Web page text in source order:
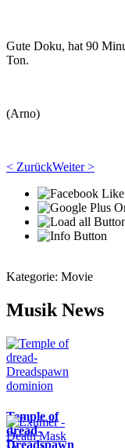
Gute Doku, hat 90
Ton.
(Arno)
< ZurückWeiter >
Kategorie: Movie
Musik News
Temple of
dread-
Dreadspawn